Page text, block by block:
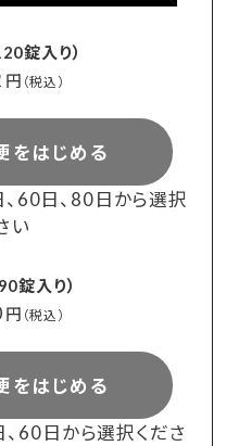
錠入り）
円 （税込）
をはじめる
60日、80日から選択
い
90錠入り）
円 （税込）
をはじめる
60日から選択くださ